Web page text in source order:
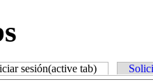
sesión(active tab)